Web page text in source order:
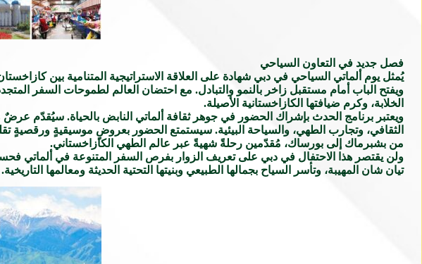
فصل جديد في التعاون السياحي
يُمثل يوم ألماتي السياحي في دبي شهادة على العلاقة الاستراتيجية المتنامية بين
الخلابة، وكرم ضيافتها الكازاخستانية الأصيلة.
ويعتبر برنامج الحدث بإشراك الحضور في جوهر ثقافة ألماتي النابض بالحياة. سيُقدّم
الثقافي، وتجارب الطهي، والسياحة البيئية. سيستمتع الحضور بعروضٍ موسيقيةٍ ورقصيةٍ
من بشبرماك إلى بورساك، مُقدّمين رحلةً شهيةً عبر عالم الطهي الكازاخستاني.
ولن يقتصر هذا الاحتفال في دبي على تعريف الزوار بفرص السفر المتنوعة في ألماتي
تيان شان المهيبة، وتأسر السياح بجمالها الطبيعي وبنيتها التحتية الحديثة ومعالمها التاريخية.